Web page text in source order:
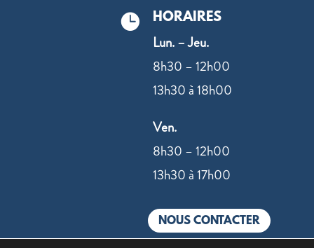
 HORAIRES
Lun. – Jeu.
8h30 – 12h00
13h30 à 18h00
Ven.
8h30 – 12h00
13h30 à 17h00
NOUS CONTACTER